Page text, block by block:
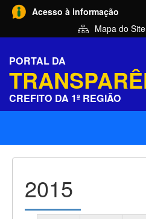
Acesso à informação
Mapa do Site
PORTAL DA
CREFITO DA 1ª REGIÃO
2015